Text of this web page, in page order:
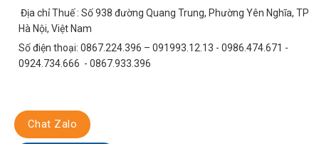
Bạn có thể tham khảo thêm các sản phẩm nguồn Meanwell khác
FAQ Về Nguồn Meanwell HLG-120H-12B
1. Nguồn Meanwell HLG-120H-12B có an toàn
2. Nguồn Meanwell HLG-120H-12B có thể hoạt
Địa chỉ Thuế : Số 938 đường Quang Trung, Phường Yên Nghĩa, TP
Hà Nội, Việt Nam
Số điện thoại: 0867.224.396 – 091993.12.13 - 0986.474.671 -
0924.734.666 - 0867.933.396
Chat Zalo